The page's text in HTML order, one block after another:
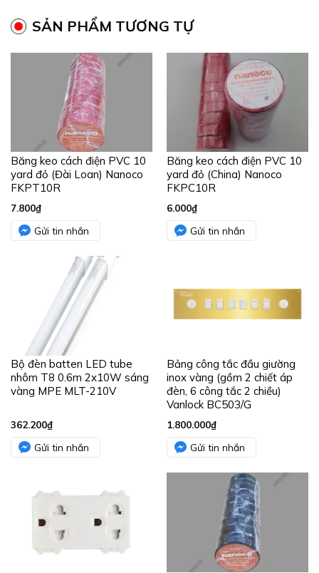
SẢN PHẨM TƯƠNG TỰ
Băng keo cách điện PVC 10
yard đỏ (Đài Loan) Nanoco
FKPT10R
7.800₫
Gửi tin nhắn
Băng keo cách điện PVC 10
yard đỏ (China) Nanoco
FKPC10R
6.000₫
Gửi tin nhắn
Bộ đèn batten LED tube
nhôm T8 0.6m 2x10W sáng
vàng MPE MLT-210V
362.200₫
Gửi tin nhắn
Bảng công tắc đầu giường
inox vàng (gồm 2 chiết áp
đèn, 6 công tắc 2 chiều)
Vanlock BC503/G
1.800.000₫
Gửi tin nhắn